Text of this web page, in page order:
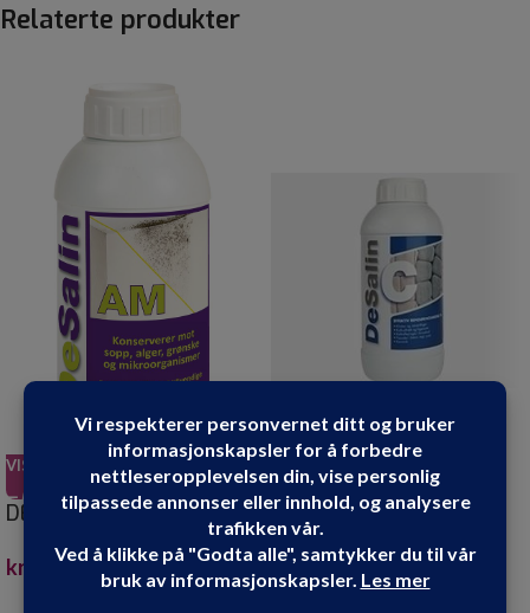
Relaterte produkter
VIS PRODUKT
DESALIN AM SOPP OG
ALGEFJERNER 0,75
kr 299.00
DESALIN C 1 LITER
kr299.90